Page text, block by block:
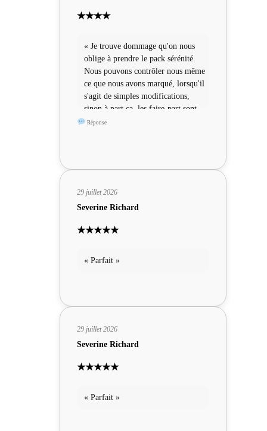
★★★★
« Je trouve dommage qu'on nous
oblige à prendre le pack sérénité.
Nous pouvons contrôler nous même
ce que nous avons marqué, lorsqu'il
s'agit de simples modifications,
sinon à part ça, les faire-part sont
sympas »
Réponse
29 juillet 2026
Severine Richard
★★★★★
« Parfait »
29 juillet 2026
Severine Richard
★★★★★
« Parfait »